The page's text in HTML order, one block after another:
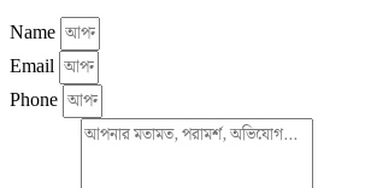
Name
Email
Phone